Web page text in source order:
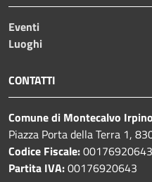
Eventi
Luoghi
CONTATTI
Comune di Montecalvo Irpino
Piazza Porta della Terra 1,
Codice Fiscale:00176920643
Partita IVA:00176920643